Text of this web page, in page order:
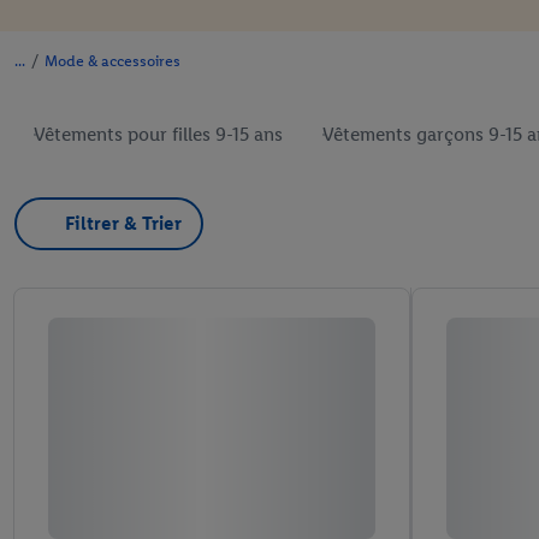
/ Mode & accessoires
Vêtements pour filles 9-15 ans Vêtements garçons 9-15
Filtrer & Trier